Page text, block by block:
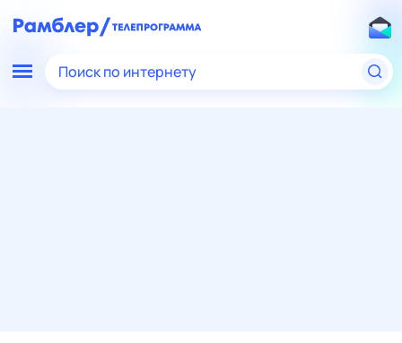
Поиск по интернету